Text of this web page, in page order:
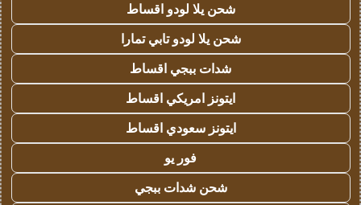
شحن يلا لودو اقساط
شحن يلا لودو تابي تمارا
شدات ببجي اقساط
ايتونز امريكي اقساط
ايتونز سعودي اقساط
فور يو
شحن شدات ببجي